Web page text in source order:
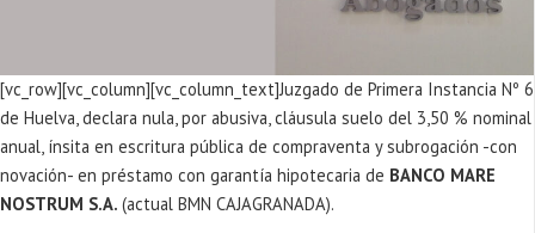
[vc_row][vc_column][vc_column_text]Juzgado de Primera Instancia Nº 6
de Huelva, declara nula, por abusiva, cláusula suelo del 3,50 % nominal
anual, ínsita en escritura pública de compraventa y subrogación -con
novación- en préstamo con garantía hipotecaria de BANCO MARE
NOSTRUM S.A. (actual BMN CAJAGRANADA).